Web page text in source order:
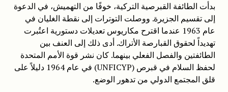
بدأت الطائفة القبرصية التركية، خوفًا من التهميش، في الدعوة
إلى تقسيم الجزيرة. ووصلت التوترات إلى نقطة الغليان في
عام 1963 عندما اقترح مكاريوس تعديلات دستورية اعتُبرت
تهديداً لحقوق القبارصة الأتراك. أدى ذلك إلى العنف بين
الطائفتين والفصل الفعلي بينهما. كان نشر قوة الأمم المتحدة
لحفظ السلام في قبرص (UNFICYP) في عام 1964 دليلاً على
قلق المجتمع الدولي من تدهور الوضع.